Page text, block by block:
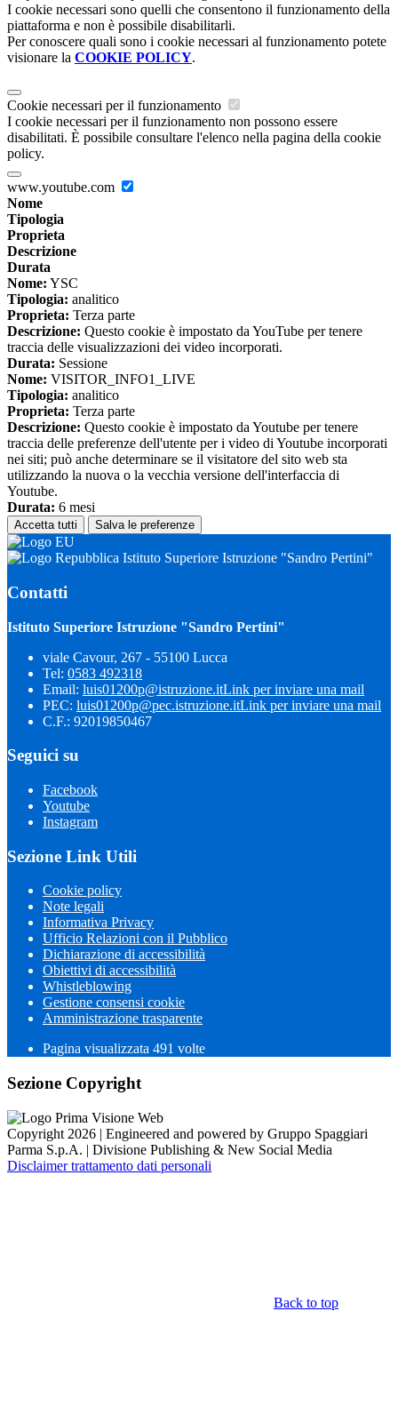
I cookie necessari sono quelli che consentono il funzionamento della
piattaforma e non è possibile disabilitarli.
Per conoscere quali sono i cookie necessari al funzionamento potete
visionare la COOKIE POLICY.
Cookie necessari per il funzionamento
I cookie necessari per il funzionamento non possono essere
disabilitati. È possibile consultare l'elenco nella pagina della cookie
policy.
www.youtube.com
Nome
Tipologia
Proprieta
Descrizione
Durata
Nome: YSC
Tipologia: analitico
Proprieta: Terza parte
Descrizione: Questo cookie è impostato da YouTube per tenere
traccia delle visualizzazioni dei video incorporati.
Durata: Sessione
Nome: VISITOR_INFO1_LIVE
Tipologia: analitico
Proprieta: Terza parte
Descrizione: Questo cookie è impostato da Youtube per tenere
traccia delle preferenze dell'utente per i video di Youtube incorporati
nei siti; può anche determinare se il visitatore del sito web sta
utilizzando la nuova o la vecchia versione dell'interfaccia di
Youtube.
Durata: 6 mesi
Accetta tutti Salva le preferenze
Istituto Superiore Istruzione "Sandro Pertini"
Contatti
Istituto Superiore Istruzione "Sandro Pertini"
viale Cavour, 267 - 55100 Lucca
Tel: 0583 492318
Email: luis01200p@istruzione.itLink per inviare una mail
PEC: luis01200p@pec.istruzione.itLink per inviare una mail
C.F.: 92019850467
Seguici su
Facebook
Youtube
Instagram
Sezione Link Utili
Cookie policy
Note legali
Informativa Privacy
Ufficio Relazioni con il Pubblico
Dichiarazione di accessibilità
Obiettivi di accessibilità
Whistleblowing
Gestione consensi cookie
Amministrazione trasparente
Pagina visualizzata 491 volte
Sezione Copyright
Copyright 2026 | Engineered and powered by Gruppo Spaggiari
Parma S.p.A. | Divisione Publishing & New Social Media
Disclaimer trattamento dati personali
Back to top